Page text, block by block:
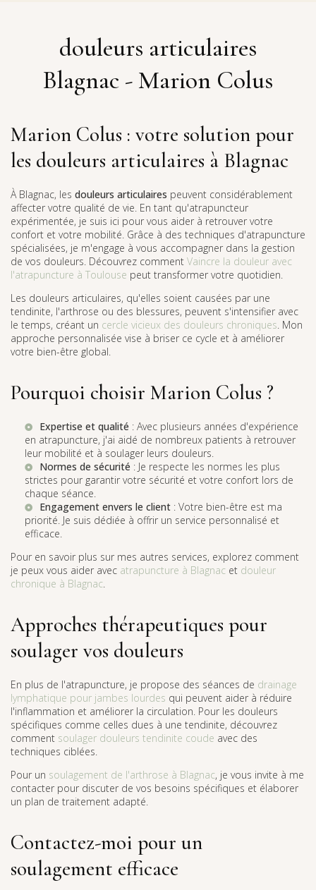
douleurs articulaires
Blagnac - Marion Colus
Marion Colus : votre solution pour
les douleurs articulaires à Blagnac
À Blagnac, les douleurs articulaires peuvent considérablement
affecter votre qualité de vie. En tant qu'atrapuncteur
expérimentée, je suis ici pour vous aider à retrouver votre
confort et votre mobilité. Grâce à des techniques d'atrapuncture
spécialisées, je m'engage à vous accompagner dans la gestion
de vos douleurs. Découvrez comment Vaincre la douleur avec
l'atrapuncture à Toulouse peut transformer votre quotidien.
Les douleurs articulaires, qu'elles soient causées par une
tendinite, l'arthrose ou des blessures, peuvent s'intensifier avec
le temps, créant un cercle vicieux des douleurs chroniques. Mon
approche personnalisée vise à briser ce cycle et à améliorer
votre bien-être global.
Pourquoi choisir Marion Colus ?
Expertise et qualité : Avec plusieurs années d'expérience
en atrapuncture, j'ai aidé de nombreux patients à retrouver
leur mobilité et à soulager leurs douleurs.
Normes de sécurité : Je respecte les normes les plus
strictes pour garantir votre sécurité et votre confort lors de
chaque séance.
Engagement envers le client : Votre bien-être est ma
priorité. Je suis dédiée à offrir un service personnalisé et
efficace.
Pour en savoir plus sur mes autres services, explorez comment
je peux vous aider avec atrapuncture à Blagnac et douleur
chronique à Blagnac.
Approches thérapeutiques pour
soulager vos douleurs
En plus de l'atrapuncture, je propose des séances de drainage
lymphatique pour jambes lourdes qui peuvent aider à réduire
l'inflammation et améliorer la circulation. Pour les douleurs
spécifiques comme celles dues à une tendinite, découvrez
comment soulager douleurs tendinite coude avec des
techniques ciblées.
Pour un soulagement de l'arthrose à Blagnac, je vous invite à me
contacter pour discuter de vos besoins spécifiques et élaborer
un plan de traitement adapté.
Contactez-moi pour un
soulagement efficace